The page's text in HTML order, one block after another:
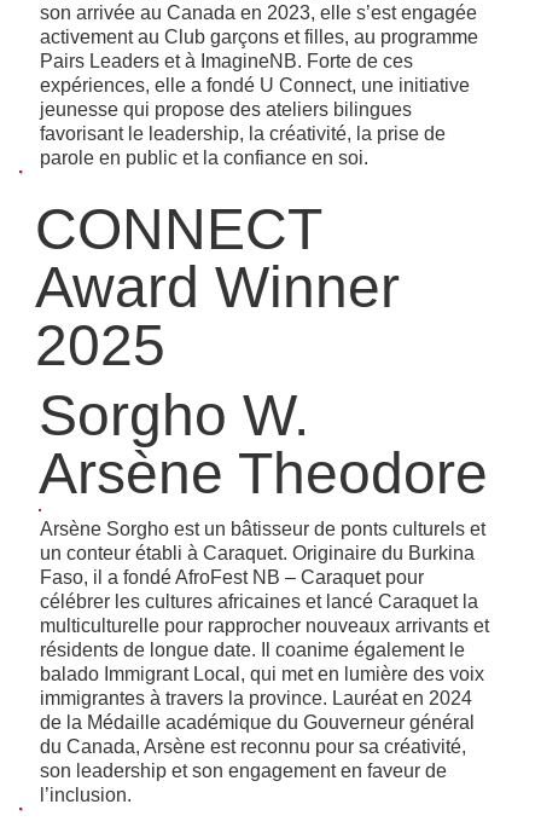
son arrivée au Canada en 2023, elle s’est engagée
activement au Club garçons et filles, au programme
Pairs Leaders et à ImagineNB. Forte de ces
expériences, elle a fondé U Connect, une initiative
jeunesse qui propose des ateliers bilingues
favorisant le leadership, la créativité, la prise de
parole en public et la confiance en soi.
CONNECT
Award Winner
2025
Sorgho W.
Arsène Theodore
Arsène Sorgho est un bâtisseur de ponts culturels et
un conteur établi à Caraquet. Originaire du Burkina
Faso, il a fondé AfroFest NB – Caraquet pour
célébrer les cultures africaines et lancé Caraquet la
multiculturelle pour rapprocher nouveaux arrivants et
résidents de longue date. Il coanime également le
balado Immigrant Local, qui met en lumière des voix
immigrantes à travers la province. Lauréat en 2024
de la Médaille académique du Gouverneur général
du Canada, Arsène est reconnu pour sa créativité,
son leadership et son engagement en faveur de
l’inclusion.